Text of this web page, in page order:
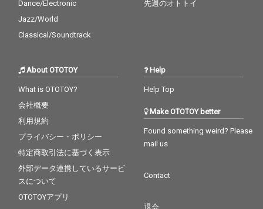
これまで以上に完成度
の高い作品に仕上がっ
ている。
Dance/Electronic
Jazz/World
Classical/Soundtrack
先週のオトトイ
About OTOTOY
What is OTOTOY?
会社概要
利用規約
プライバシー・ポリシー
特定商取引法に基づく表示
外部データ連携しているサービ
スについて
OTOTOYアプリ
Help
Help Top
Make OTOTOY better
Found something weird? Please
mail us
Contact
退会